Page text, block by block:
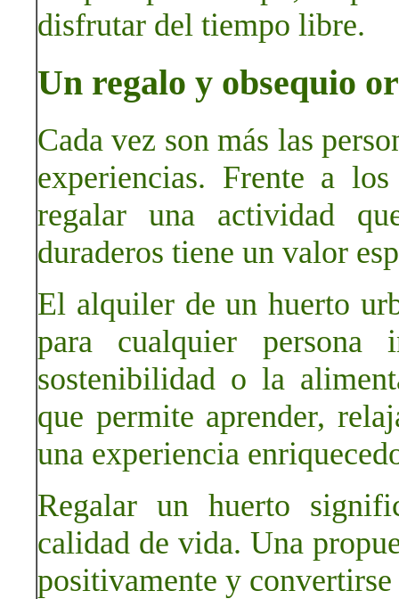
disfrutar del tiempo libre.
Un regalo y obsequio
Cada vez son más las
experiencias. Frente a
regalar una actividad
duraderos tiene un valor
El alquiler de un huerto
para cualquier persona
sostenibilidad o la
que permite aprender,
una experiencia
Regalar un huerto
calidad de vida. Una
positivamente y